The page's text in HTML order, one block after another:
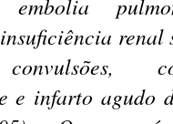
embolia
e infarto